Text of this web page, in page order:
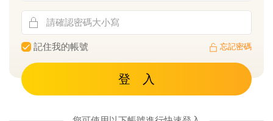
記住我的帳號 忘記密碼
登 入